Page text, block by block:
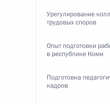
4 20м
Урегулирование
трудовых споров
Опыт подготовки
в республике Коми
Подготовка
кадров